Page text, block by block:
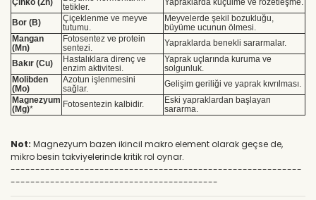
tetikler.
Bor (B)
Çiçeklenme ve meyve
tutumu.
Meyvelerde şekil bozukluğu,
büyüme ucunun ölmesi.
Mangan
(Mn)
Fotosentez ve protein
sentezi.
Yapraklarda benekli sararmalar.
Bakır (Cu)
Hastalıklara direnç ve
enzim aktivitesi.
Yaprak uçlarında kuruma ve
solgunluk.
Molibden
(Mo)
Azotun işlenmesini
sağlar.
Gelişim geriliği ve yaprak kıvrılması.
Magnezyum
(Mg)* Fotosentezin kalbidir.
Eski yapraklardan başlayan
sararma.
Not: Magnezyum bazen ikincil makro element olarak geçse de,
mikro besin takviyelerinde kritik rol oynar.
-----------------------------------------------------------
------------------------------------------